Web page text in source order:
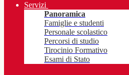
Servizi
Panoramica
Famiglie e studenti
Personale scolastico
Percorsi di studio
Tirocinio Formativo
Esami di Stato